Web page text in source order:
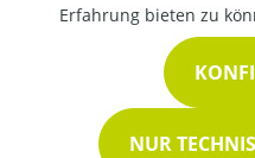
Erfahrung bieten zu
NUR